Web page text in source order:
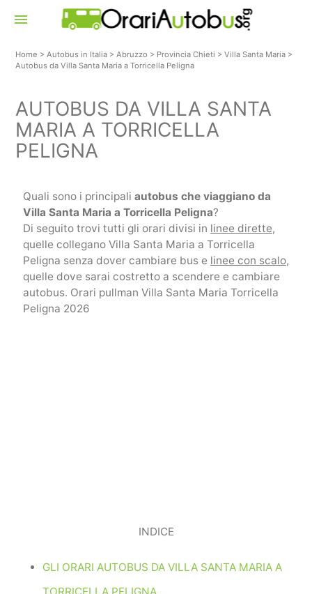
menu
Home >Autobus in Italia >Abruzzo > Provincia Chieti >Villa Santa Maria >
Autobus da Villa Santa Maria a Torricella Peligna
AUTOBUS DA VILLA SANTA
MARIA A TORRICELLA
PELIGNA
Quali sono i principali autobus che viaggiano da
Villa Santa Maria a Torricella Peligna?
Di seguito trovi tutti gli orari divisi in linee dirette,
quelle collegano Villa Santa Maria a Torricella
Peligna senza dover cambiare bus e linee con scalo,
quelle dove sarai costretto a scendere e cambiare
autobus. Orari pullman Villa Santa Maria Torricella
Peligna 2026
INDICE
GLI ORARI AUTOBUS DA VILLA SANTA MARIA A